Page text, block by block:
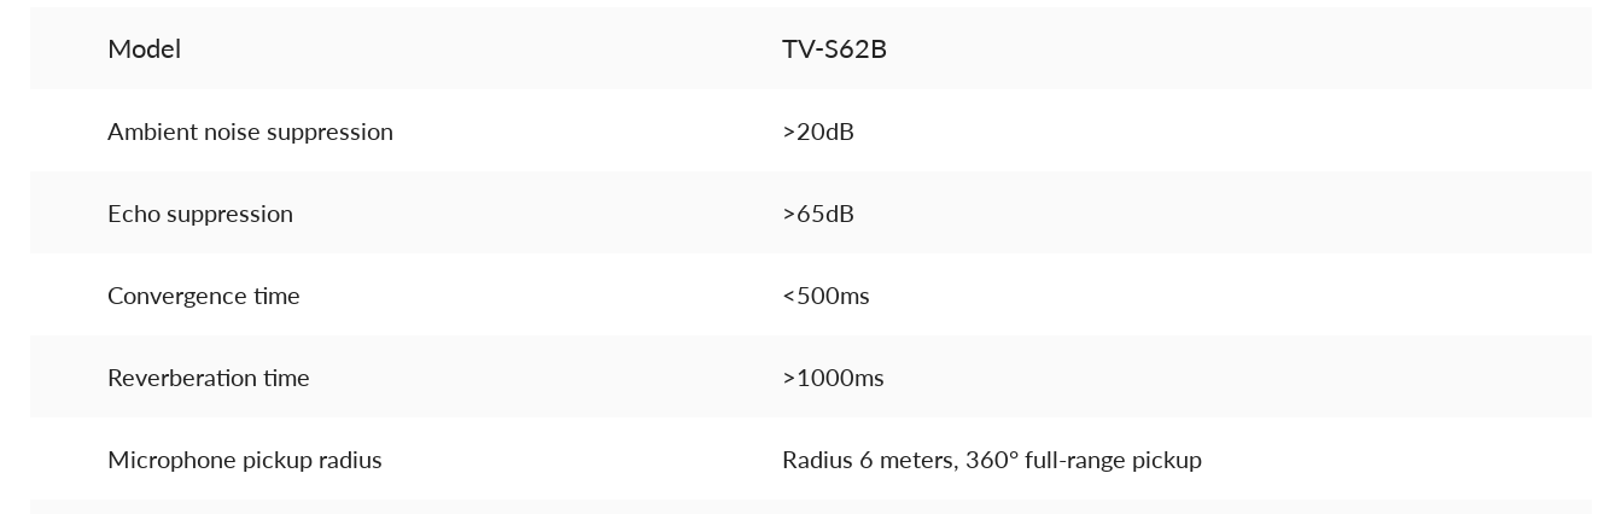
Model TV-S62B
Ambient noise suppression >20dB
Echo suppression >65dB
Convergence time <500ms
Reverberation time >1000ms
Microphone pickup radius Radius 6 meters, 360° full-range pickup